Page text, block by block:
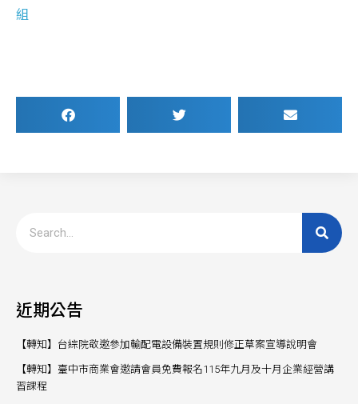
組
近期公告
【轉知】台綜院敬邀參加輸配電設備裝置規則修正草案宣導說明會
【轉知】臺中市商業會邀請會員免費報名115年九月及十月企業經營講
習課程